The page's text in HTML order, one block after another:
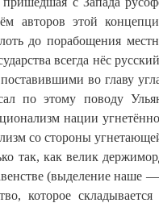
авторов этой
до порабощения
всегда нёс
во главу
по этому поводу
нации
со стороны
так, как велик
(выделение наше
которое